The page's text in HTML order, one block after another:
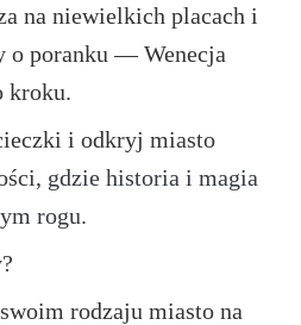
na niewielkich placach i
o poranku — Wenecja
kroku.
i odkryjmiasto
, gdzie historia i magia
rogu.
rodzaju miasto na